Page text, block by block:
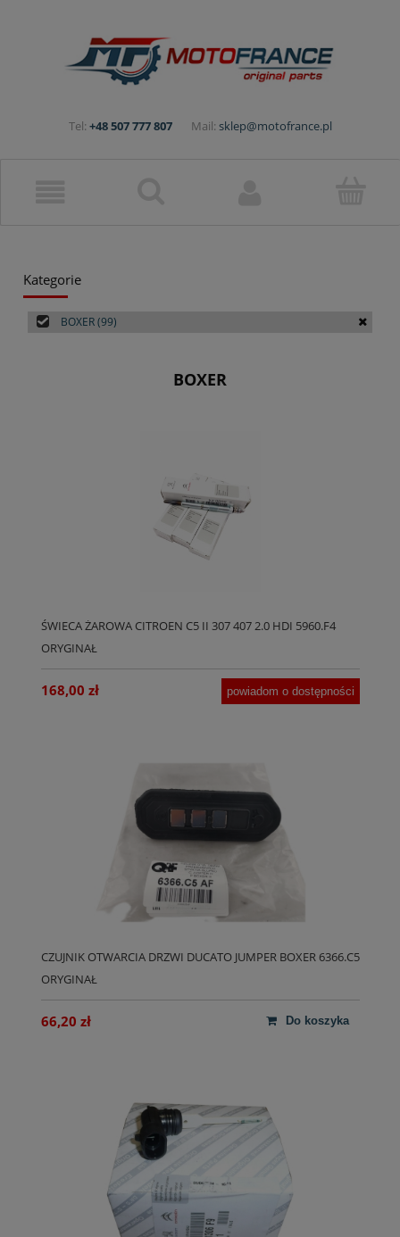
Tel: +48 507 777 807 Mail: sklep@motofrance.pl
Kategorie
BOXER(99)
BOXER
ŚWIECA ŻAROWA CITROEN C5 II 307 407 2.0 HDI 5960.F4
ORYGINAŁ
168,00 zł powiadom o dostępności
CZUJNIK OTWARCIA DRZWI DUCATO JUMPER BOXER 6366.C5
ORYGINAŁ
66,20 zł do koszyka